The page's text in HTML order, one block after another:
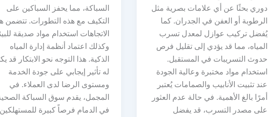
دوري بحثًا عن أي علامات بصرية مثل
الرطوبة أو العفن في الجدران. كما
يُفضل تركيب عوازل لمعدل تسرب
المياه، مما قد يؤدي إلى تقليل فرص
حدوث التسريبات في المستقبل.
استخدام مواد مختبرة وعالية الجودة
عند تثبيت الأنابيب والصمامات يُعتبر
أمرًا بالغ الأهمية. في حالة عدم العثور
على مصدر التسرب، قد يفضل
السباكة، مما يحفز السباكين على
التكيف مع هذه التطورات. تتضمن
الاتجاهات استخدام مواد صديقة
وكذلك اعتماد أنظمة إدارة المياه
الذكية. هذا التوجه نحو الابتكار قد
له تأثير إيجابي على جودة الخدمة
ومستوى الرضا لدى العملاء. في
المجمل، يقدم سوق السباكة
في الدمام فرصاً كبيرة